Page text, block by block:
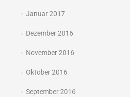
Januar 2017
Dezember 2016
November 2016
Oktober 2016
September 2016